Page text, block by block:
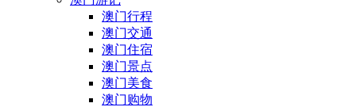
澳门行程
澳门交通
澳门住宿
澳门景点
澳门美食
澳门购物